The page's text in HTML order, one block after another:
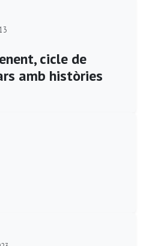
cicle de
amb històries